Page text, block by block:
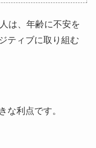
は、年齢に不安を
ティブに取り組む
な利点です。